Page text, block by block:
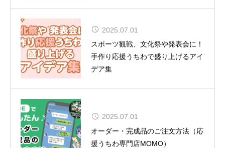
2025.07.01
スポーツ観戦、文化祭や発表会に！
手作り応援うちわで盛り上げるアイ
デア集
2025.07.01
オーダー・完成品のご注文方法（応
援うちわ専門店MOMO）
CUTIE STREET 初の全国ツアー12
都市15公演
夏uuu祭（なつまつり）開催